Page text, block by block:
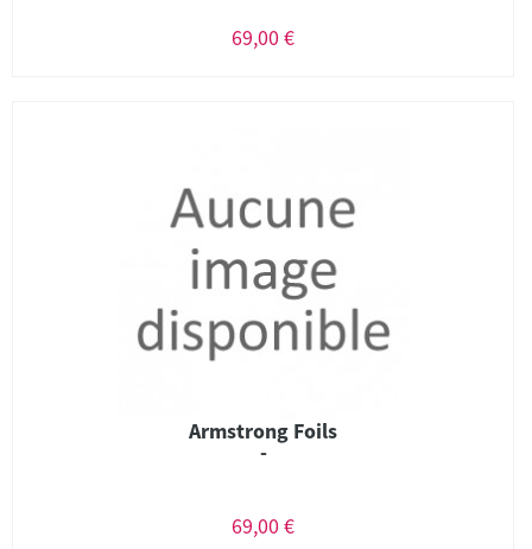
69,00 €
Armstrong Foils
-
69,00 €